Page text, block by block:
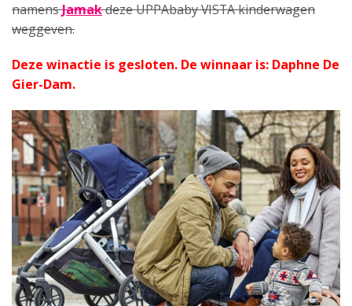
namensJamakdeze UPPAbaby VISTA kinderwagen
weggeven.
Deze winactie is gesloten. De winnaar is: Daphne De
Gier-Dam.